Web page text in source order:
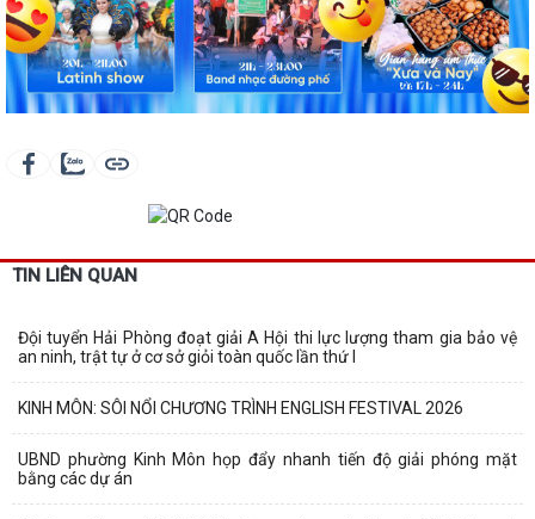
TIN LIÊN QUAN
Đội tuyển Hải Phòng đoạt giải A Hội thi lực lượng tham gia bảo vệ
an ninh, trật tự ở cơ sở giỏi toàn quốc lần thứ I
KINH MÔN: SÔI NỔI CHƯƠNG TRÌNH ENGLISH FESTIVAL 2026
UBND phường Kinh Môn họp đẩy nhanh tiến độ giải phóng mặt
bằng các dự án